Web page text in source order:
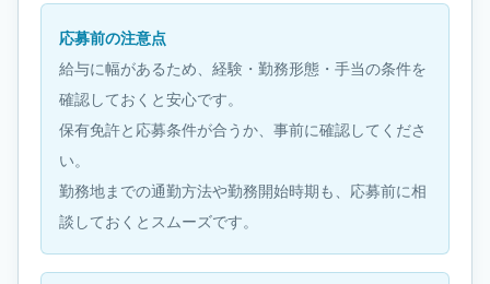
応募前の注意点
給与に幅があるため、経験・勤務形態・手当の条件を
確認しておくと安心です。
保有免許と応募条件が合うか、事前に確認してくださ
い。
勤務地までの通勤方法や勤務開始時期も、応募前に相
談しておくとスムーズです。